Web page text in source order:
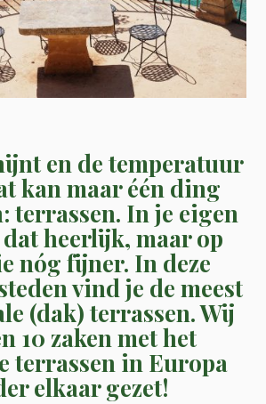
en de temperatuur
kan maar één ding
terrassen. In je eigen
heerlijk, maar op
nóg fijner. In deze
vind je de meest
(dak) terrassen. Wij
10 zaken met het
terrassen in Europa
elkaar gezet!